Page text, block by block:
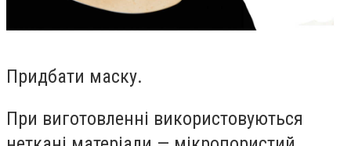
Придбати маску.
При виготовленні використовуються